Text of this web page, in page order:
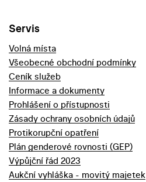
Servis
Volná místa
Všeobecné obchodní podmínky
Ceník služeb
Informace a dokumenty
Prohlášení o přístupnosti
Zásady ochrany osobních údajů
Protikorupční opatření
Plán genderové rovnosti (GEP)
Výpůjční řád 2023
Aukční vyhláška - movitý majetek